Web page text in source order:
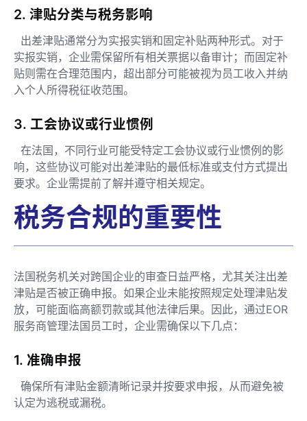
2. 津贴分类与税务影响
出差津贴通常分为实报实销和固定补贴两种形式。对于
实报实销，企业需保留所有相关票据以备审计；而固定补
贴则需在合理范围内，超出部分可能被视为员工收入并纳
入个人所得税征收范围。
3. 工会协议或行业惯例
在法国，不同行业可能受特定工会协议或行业惯例的影
响，这些协议可能对出差津贴的最低标准或支付方式提出
要求。企业需提前了解并遵守相关规定。
税务合规的重要性
法国税务机关对跨国企业的审查日益严格，尤其关注出差
津贴是否被正确申报。如果企业未能按照规定处理津贴发
放，可能面临高额罚款或其他法律后果。因此，通过EOR
服务商管理法国员工时，企业需确保以下几点：
1. 准确申报
确保所有津贴金额清晰记录并按要求申报，从而避免被
认定为逃税或漏税。